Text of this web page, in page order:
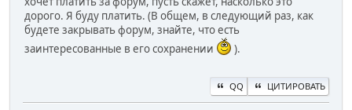
дорого. Я буду платить. (В общем, в следующий раз, как
будете закрывать форум, знайте, что есть
заинтересованные в его сохранении
).
QQ ЦИТИРОВАТЬ